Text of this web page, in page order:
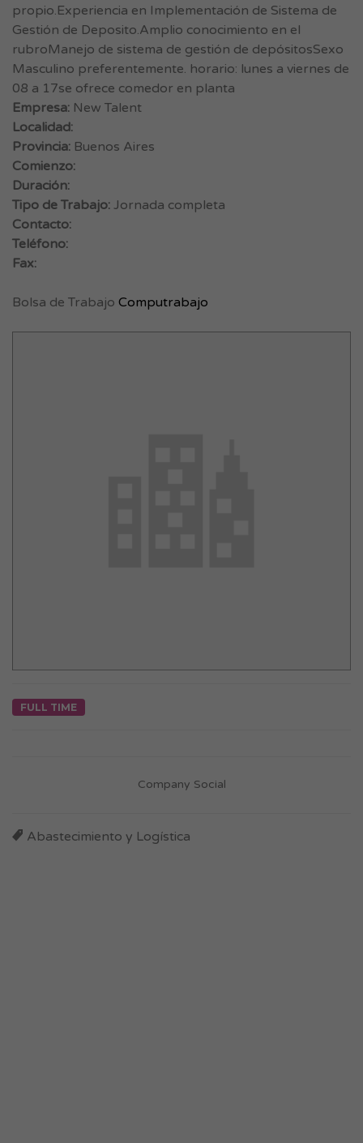
propio.Experiencia en Implementación de Sistema de
Gestión de Deposito.Amplio conocimiento en el
rubroManejo de sistema de gestión de depósitosSexo
Masculino preferentemente. horario: lunes a viernes de
08 a 17se ofrece comedor en planta
Empresa: New Talent
Localidad:
Provincia: Buenos Aires
Comienzo:
Duración:
Tipo de Trabajo: Jornada completa
Contacto:
Teléfono:
Fax:
Bolsa de Trabajo Computrabajo
FULL TIME
Company Social
Abastecimiento y Logística